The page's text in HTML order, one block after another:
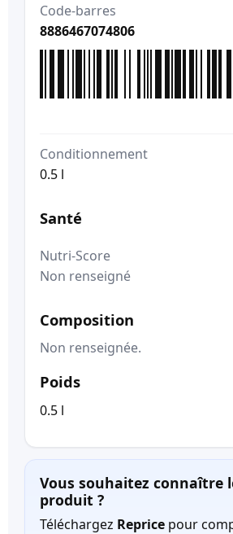
Code-barres
8886467074806
Conditionnement
0.5 l
Santé
Nutri-Score
Non renseigné
Composition
Non renseignée.
Poids
0.5 l
Vous souhaitez connaître
produit ?
Téléchargez Reprice pour